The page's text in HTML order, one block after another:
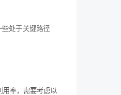
处于关键路径
率，需要考虑以